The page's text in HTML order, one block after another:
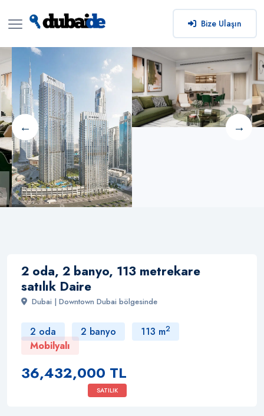
Bize Ulaşın
2 oda, 2 banyo, 113 metrekare
satılık Daire
Dubai | Downtown Dubai bölgesinde
2 oda 2 banyo 113 m2
Mobilyalı
36,432,000 TL
SATILIK